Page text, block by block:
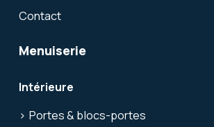
Contact
Menuiserie
Intérieure
Portes & blocs-portes